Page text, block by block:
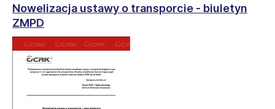
Nowelizacja ustawy o transporcie - biuletyn
ZMPD